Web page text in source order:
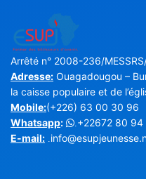
Arrêté n° 2008-236/
Adresse: Ouagadougou –
la caisse populaire et de
Mobile:(+226) 63 00 30 96
Whatsapp:
+22672 80 94
E-mail: